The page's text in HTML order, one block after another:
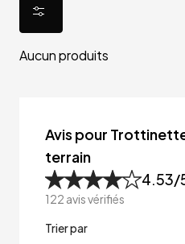
Aucun produits
Avis pour
terrain
4.53/
122 avis vérifiés
Trier par